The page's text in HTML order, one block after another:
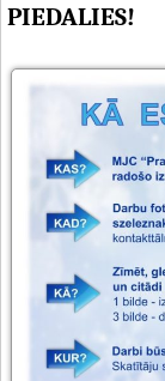
PIEDALIES!